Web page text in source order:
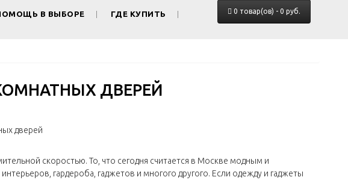
В ВЫБОРЕ ГДЕ КУПИТЬ 0 товар(ов) - 0 руб.
ДВЕРЕЙ
скоростью. То, что сегодня считается в Москве модным и
гардероба, гаджетов и многого другого. Если одежду и гаджеты